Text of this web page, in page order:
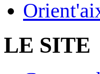
LE SITE